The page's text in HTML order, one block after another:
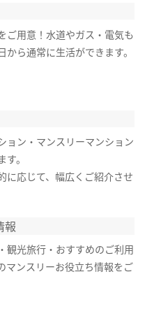
ご用意！水道やガス・電気も
から通常に生活ができます。
ョン・マンスリーマンション
。
に応じて、幅広くご紹介させ
報
観光旅行・おすすめのご利用
マンスリーお役立ち情報をご